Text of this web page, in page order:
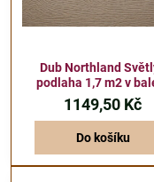
Dub Northland
podlaha 1,7 m2 v
1149,50 Kč
Do košíku